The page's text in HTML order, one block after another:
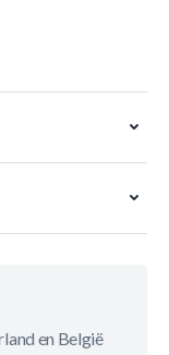
en België